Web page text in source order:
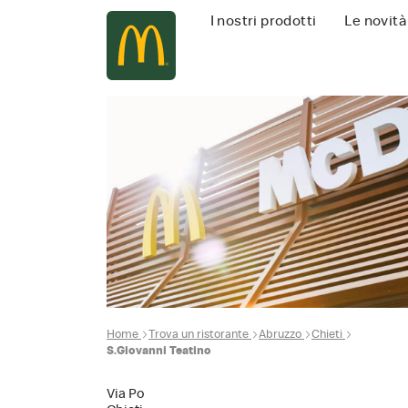
Navigazione
I nostri prodotti Le novità
Home Trova un ristorante Abruzzo
Chieti
S.Giovanni Teatino
Via Po